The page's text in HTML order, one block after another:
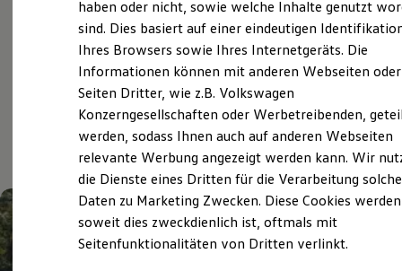
Übersicht Software Updates
Hilfreiches für Besitzer
Fahrerassistenz- und Sicherheitssysteme
Kontrollleuchten
Kurzfahrprofile und Ölverdünnung
Batterieverordnung
XTL-Dieselkraftstoff
Ersatzteile und Betriebsflüssigkeiten
Original Zubehör und Lifestyle Produkte
myVolkswagen Business
Elektrisch & Autonom
Elektro - & Hybridfahrzeuge
Klimafreundlicher Strom
Service
Aktuelle Highlights
und Angebote
haben oder nicht, sowie welche Inhalte genutzt
sind. Dies basiert auf einer eindeutigen
Ihres Browsers sowie Ihres Internetgeräts. Die
Informationen können mit anderen Webseiten oder
Seiten Dritter, wie z.B. Volkswagen
Konzerngesellschaften oder Werbetreibenden,
werden, sodass Ihnen auch auf anderen Webseiten
relevante Werbung angezeigt werden kann. Wir
die Dienste eines Dritten für die Verarbeitung
Daten zu Marketing Zwecken. Diese Cookies
soweit dies zweckdienlich ist, oftmals mit
Seitenfunktionalitäten von Dritten verlinkt.